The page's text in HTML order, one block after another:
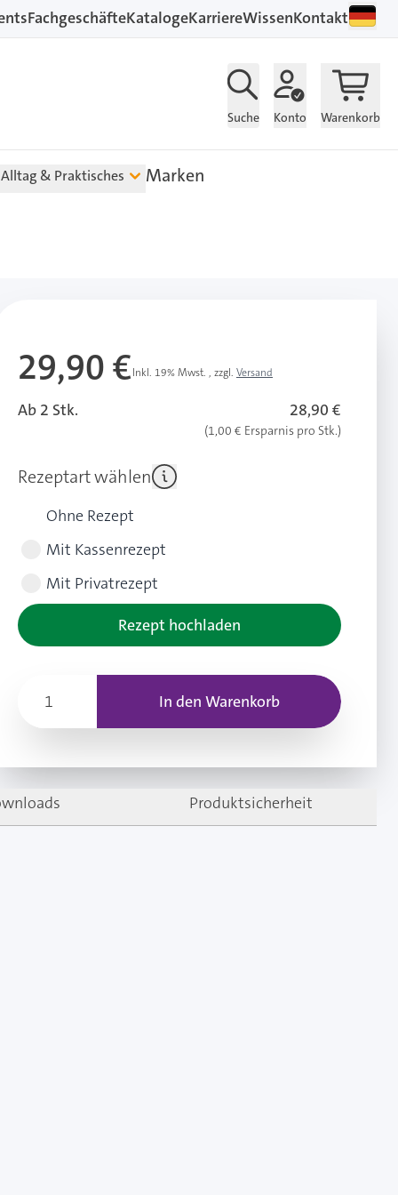
FachgeschäfteKatalogeKarriereWissenKontakt
Suche Konto Warenkorb
Alltag & Praktisches Marken
29,90 €Inkl. 19% Mwst. , zzgl. Versand
Ab 2 Stk. 28,90 €
(1,00 € Ersparnis pro Stk.)
Rezeptart wählen
Ohne Rezept
Mit Kassenrezept
Mit Privatrezept
Rezept hochladen
In den Warenkorb
Produktsicherheit